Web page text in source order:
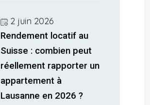
2 juin 2026
Rendement locatif au
Suisse : combien peut
réellement rapporter un
appartement à
Lausanne en 2026 ?